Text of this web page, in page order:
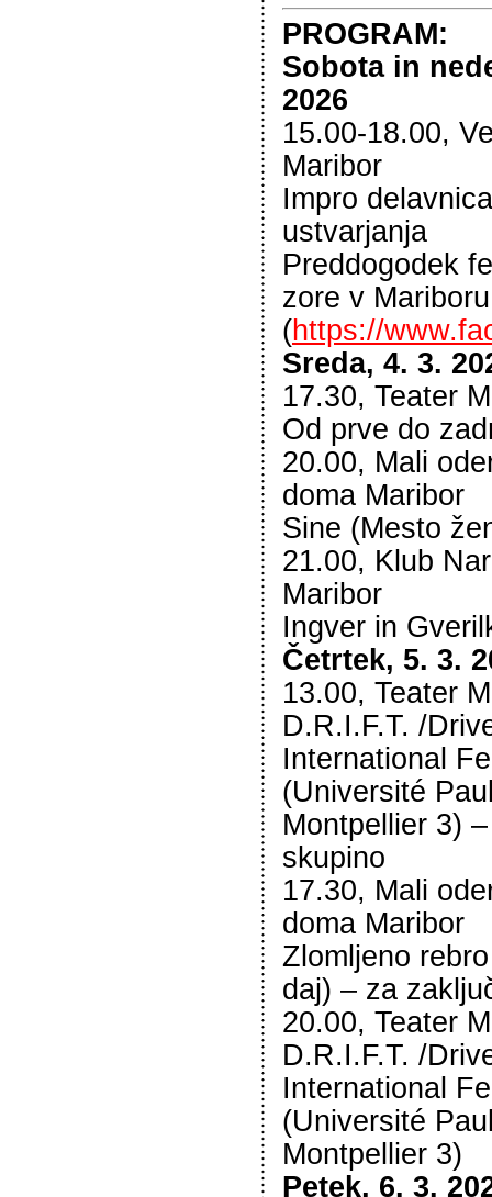
PROGRAM:
Sobota in
2026
15.00-18.00,
Maribor
Impro
ustvarjanja
Preddogodek
zore v Mariboru
(https://
Sreda, 4. 3.
17.30, Teater
Od prve do
20.00, Mali
doma Maribor
Sine (Mesto
21.00, Klub
Maribor
Ingver in
Četrtek, 5. 3.
13.00, Teater
D.R.I.F.T. /
International
(Université
Montpellier 3)
skupino
17.30, Mali
doma Maribor
Zlomljeno
daj) – za
20.00, Teater
D.R.I.F.T. /
International
(Université
Montpellier 3)
Petek, 6. 3.